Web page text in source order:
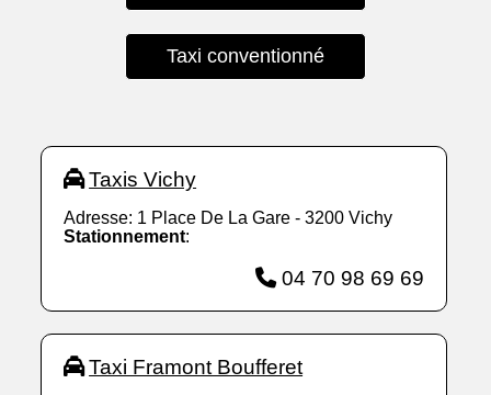
Taxi conventionné
Taxis Vichy
Adresse: 1 Place De La Gare - 3200 Vichy
Stationnement:
04 70 98 69 69
Taxi Framont Boufferet